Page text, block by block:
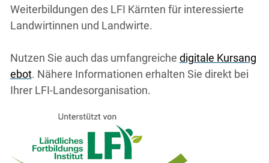
Weiterbildungen des LFI Kärnten für interessierte
Landwirtinnen und Landwirte.
Nutzen Sie auch das umfangreiche digitale Kursang
ebot. Nähere Informationen erhalten Sie direkt bei
Ihrer LFI-Landesorganisation.